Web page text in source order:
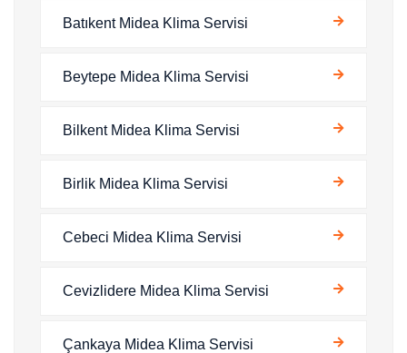
Batıkent Midea Klima Servisi
Beytepe Midea Klima Servisi
Bilkent Midea Klima Servisi
Birlik Midea Klima Servisi
Cebeci Midea Klima Servisi
Cevizlidere Midea Klima Servisi
Çankaya Midea Klima Servisi